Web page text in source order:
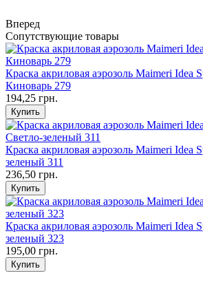
Вперед
Сопутствующие товары
Краска акриловая аэрозоль Maimeri Idea
Киноварь 279
194,25 грн.
Краска акриловая аэрозоль Maimeri Idea
зеленый 311
236,50 грн.
Краска акриловая аэрозоль Maimeri Idea
зеленый 323
195,00 грн.